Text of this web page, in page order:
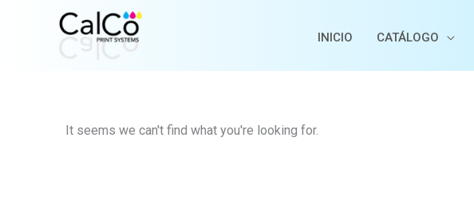
INICIO CATÁLOGO
It seems we can't find what you're looking for.